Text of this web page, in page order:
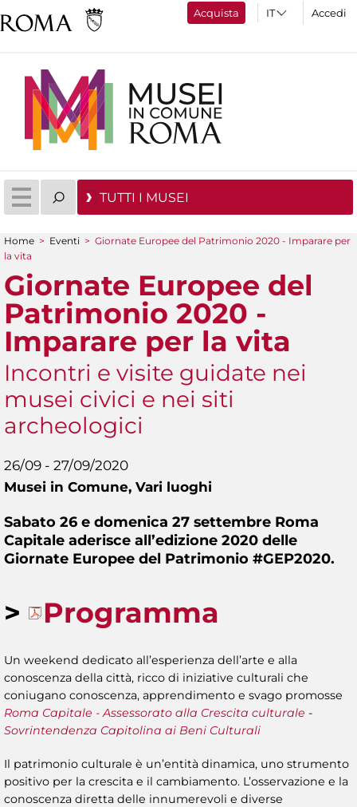
Acquista Accedi
TUTTI I MUSEI
Tu sei qui
Home > Eventi > Giornate Europee del Patrimonio 2020 - Imparare per
la vita
Giornate Europee del
Patrimonio 2020 -
Imparare per la vita
Incontri e visite guidate nei
musei civici e nei siti
archeologici
26/09 - 27/09/2020
Musei in Comune, Vari luoghi
Sabato 26 e domenica 27 settembre Roma
Capitale aderisce all’edizione 2020 delle
Giornate Europee del Patrimonio #GEP2020.
> Programma
Un weekend dedicato all’esperienza dell’arte e alla
conoscenza della città, ricco di iniziative culturali che
coniugano conoscenza, apprendimento e svago promosse
Roma Capitale - Assessorato alla Crescita culturale -
Sovrintendenza Capitolina ai Beni Culturali
Il patrimonio culturale è un’entità dinamica, uno strumento
positivo per la crescita e il cambiamento. L’osservazione e la
conoscenza diretta delle innumerevoli e diverse